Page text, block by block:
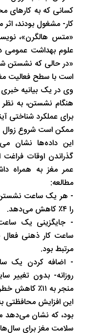
کسانی که به کارهای
کار- مشغول بودند،
«متس هالگرن»،
علوم بهداشت عمومی
«در حالی که نشستن
است با سطح فعالیت
وی در یک بیانیه خبری
هنگام نشستن، به
برای عملکرد شناختی
ممکن است شروع زوال
این داده‌ها نشان
گذراندن اوقات فراغت
عمر مغز به همراه
مطالعه:
- هر یک ساعت نشستن
را ۴٪ کاهش می‌دهد.
- جایگزینی یک
مرتبط بود.
- اضافه کردن یک
روزانه- بدون تغییر
منجر به ۱۱٪ کاهش خطر ابتلا به زوال عقل شد.
بود، که نشان می‌دهد
سلامت مغز برای